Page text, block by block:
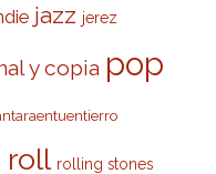
jazz jerez
y copia pop
roll rolling stones